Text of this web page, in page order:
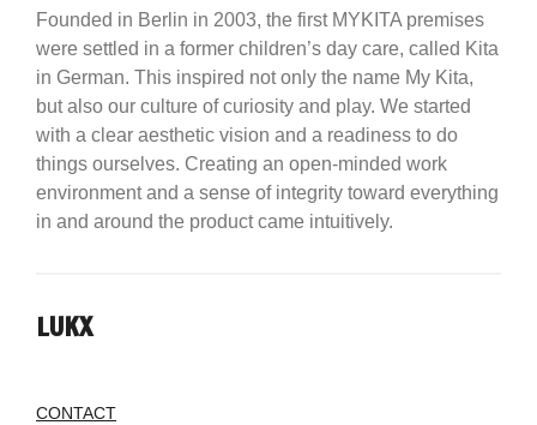
Founded in Berlin in 2003, the first MYKITA premises
were settled in a former children’s day care, called Kita
in German. This inspired not only the name My Kita,
but also our culture of curiosity and play. We started
with a clear aesthetic vision and a readiness to do
things ourselves. Creating an open-minded work
environment and a sense of integrity toward everything
in and around the product came intuitively.
LUKX
CONTACT